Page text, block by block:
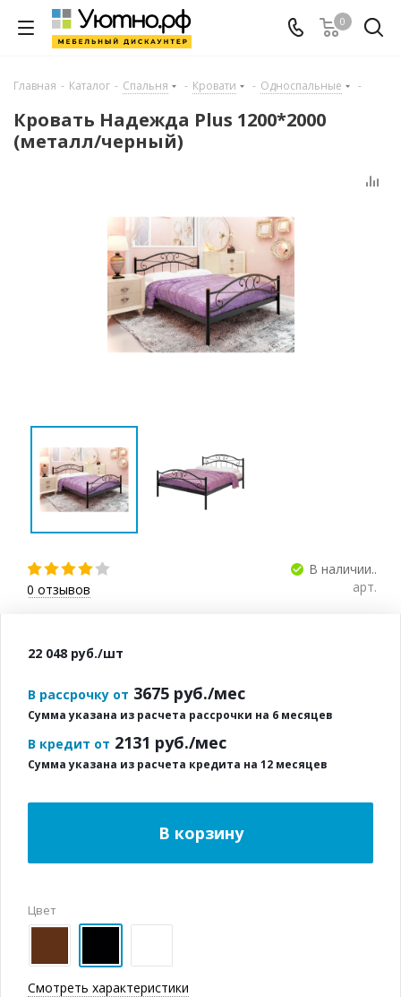
0
Главная - Каталог - Спальня - Кровати - Односпальные -
Кровать Надежда Plus 1200*2000
(металл/черный)
0 отзывов
В наличии..
арт.
22 048 руб./шт
В рассрочку от 3675 руб./мес
Сумма указана из расчета рассрочки на 6 месяцев
В кредит от 2131 руб./мес
Сумма указана из расчета кредита на 12 месяцев
Цвет
Смотреть характеристики
В корзину